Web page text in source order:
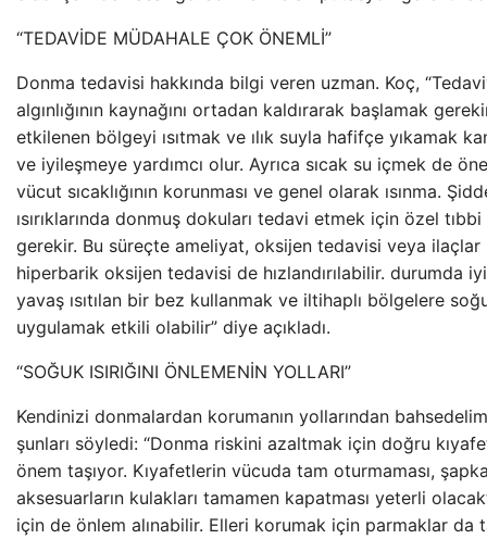
“TEDAVİDE MÜDAHALE ÇOK ÖNEMLİ”
Donma tedavisi hakkında bilgi veren uzman. Koç,
algınlığının kaynağını ortadan kaldırarak başlamak
etkilenen bölgeyi ısıtmak ve ılık suyla hafifçe yıkamak kan
ve iyileşmeye yardımcı olur. Ayrıca sıcak su içmek de
vücut sıcaklığının korunması ve genel olarak ısınma.
ısırıklarında donmuş dokuları tedavi etmek için özel
gerekir. Bu süreçte ameliyat, oksijen tedavisi veya ilaçlar
hiperbarik oksijen tedavisi de hızlandırılabilir. durumda
yavaş ısıtılan bir bez kullanmak ve iltihaplı bölgelere
uygulamak etkili olabilir” diye açıkladı.
“SOĞUK ISIRIĞINI ÖNLEMENİN YOLLARI”
Kendinizi donmalardan korumanın yollarından
şunları söyledi: “Donma riskini azaltmak için doğru
önem taşıyor. Kıyafetlerin vücuda tam oturmaması,
aksesuarların kulakları tamamen kapatması yeterli
için de önlem alınabilir. Elleri korumak için parmaklar da